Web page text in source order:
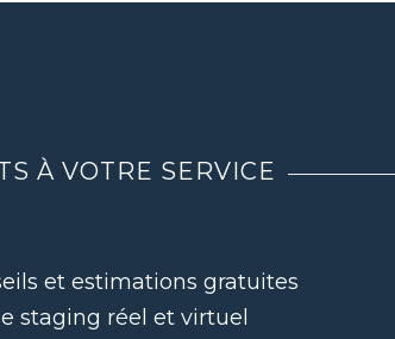
À VOTRE SERVICE
et estimations gratuites
staging réel et virtuel